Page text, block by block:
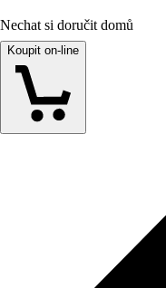
Nechat si doručit domů
Koupit on-line